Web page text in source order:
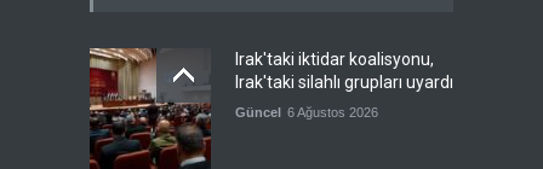
Irak'taki iktidar koalisyonu,
Irak'taki silahlı grupları uyardı
Güncel 6 Ağustos 2026